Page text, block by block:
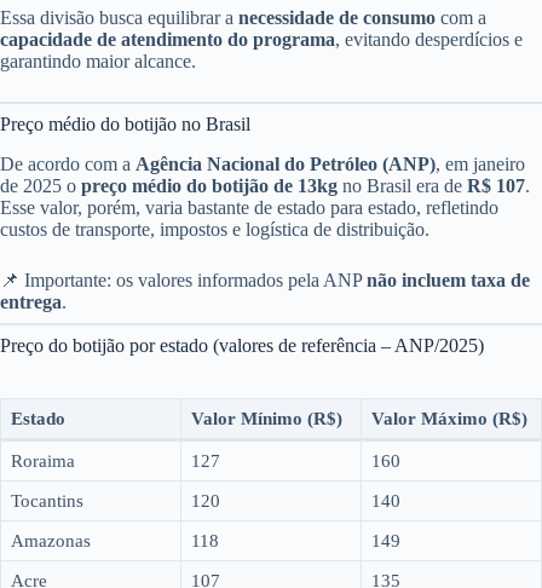
Essa divisão busca equilibrar a necessidade de consumo com a
capacidade de atendimento do programa, evitando desperdícios e
garantindo maior alcance.
Preço médio do botijão no Brasil
De acordo com a Agência Nacional do Petróleo (ANP), em janeiro
de 2025 o preço médio do botijão de 13kg no Brasil era de R$ 107.
Esse valor, porém, varia bastante de estado para estado, refletindo
custos de transporte, impostos e logística de distribuição.
📌 Importante: os valores informados pela ANPnão incluem taxa de
entrega.
Preço do botijão por estado (valores de referência – ANP/2025)
Estado Valor Mínimo (R$) Valor Máximo (R$)
Roraima 127
160
Tocantins
120
140
Amazonas
118
149
Acre
107
135